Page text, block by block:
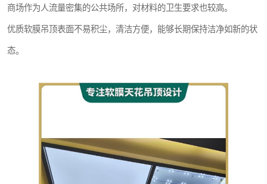
商场作为人流量密集的公共场所，对材料的卫生要求也较高。
优质软膜吊顶表面不易积尘，清洁方便，能够长期保持洁净如新的状
态。